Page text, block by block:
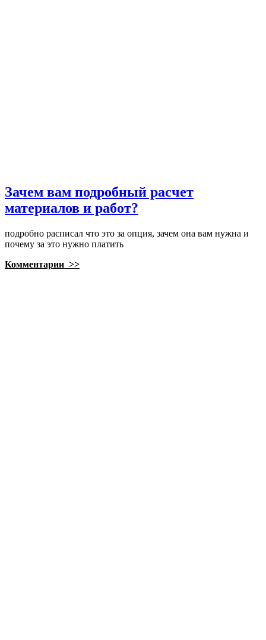
Зачем вам подробный расчет
материалов и работ?
подробно расписал что это за опция, зачем она вам нужна и
почему за это нужно платить
Комментарии >>